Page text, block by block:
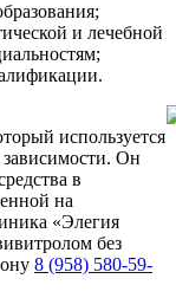
и лечебной
используется
зависимости. Он
в
на
«Элегия
без
8 (958) 580-59-